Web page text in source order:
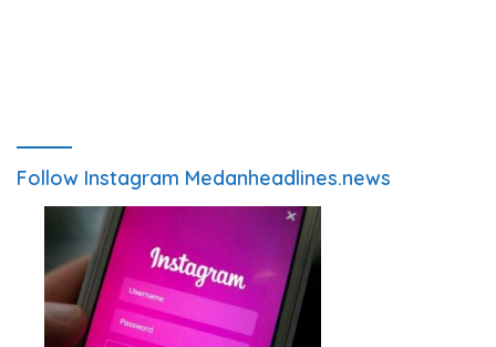
Follow Instagram Medanheadlines.news